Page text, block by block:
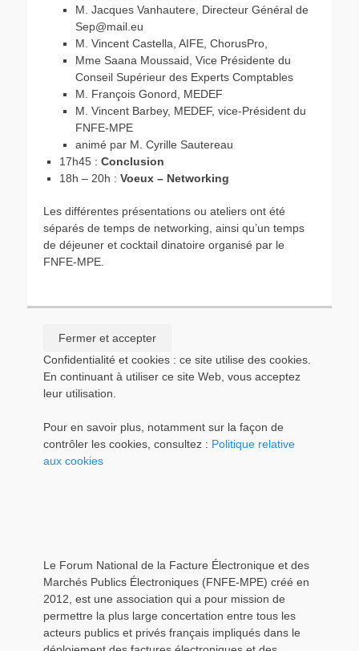
M. Jacques Vanhautere, Directeur Général de
Sep@mail.eu
M. Vincent Castella, AIFE, ChorusPro,
Mme Saana Moussaid, Vice Présidente du
Conseil Supérieur des Experts Comptables
M. François Gonord, MEDEF
M. Vincent Barbey, MEDEF, vice-Président du
FNFE-MPE
animé par M. Cyrille Sautereau
17h45 : Conclusion
18h – 20h : Voeux – Networking
Les différentes présentations ou ateliers ont été
séparés de temps de networking, ainsi qu’un temps
de déjeuner et cocktail dinatoire organisé par le
FNFE-MPE.
Confidentialité et cookies : ce site utilise des cookies.
En continuant à utiliser ce site Web, vous acceptez
leur utilisation.
Pour en savoir plus, notamment sur la façon de
contrôler les cookies, consultez : Politique relative
aux cookies
Le Forum National de la Facture Électronique et des
Marchés Publics Électroniques (FNFE-MPE) créé en
2012, est une association qui a pour mission de
permettre la plus large concertation entre tous les
acteurs publics et privés français impliqués dans le